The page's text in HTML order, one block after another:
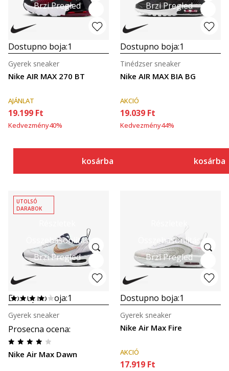
Brzi Pregled
Dostupno boja:1
Nike AIR MAX 270 BT
Gyerek sneaker
AJÁNLAT
19.199 Ft
Kedvezmény40%
kosárba
Brzi Pregled
Dostupno boja:1
Nike AIR MAX BIA BG
Tinédzser sneaker
AKCIÓ
19.039 Ft
Kedvezmény44%
kosárba
Összehasonlítás
Brzi Pregled
UTOLSÓ
DARABOK
Dostupno boja:1
Prosecna ocena:
Nike Air Max Dawn
Gyerek sneaker
Összehasonlítás
Brzi Pregled
Dostupno boja:1
Nike Air Max Fire
Gyerek sneaker
AKCIÓ
17.919 Ft